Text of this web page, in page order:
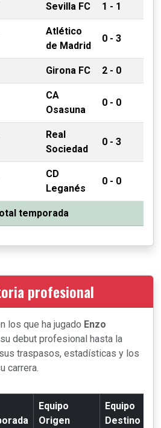
Sevilla FC 1 - 1
Atlético
de Madrid
0 - 3
Girona FC 2 - 0
CA
Osasuna
0 - 0
Real
Sociedad
0 - 3
CD
Leganés
0 - 0
temporada
profesional
los que ha jugado Enzo
debut profesional hasta la
traspasos, estadísticas y los
carrera.
Equipo
Origen
Equipo
Destino